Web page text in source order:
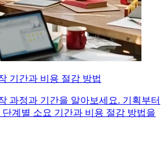
기간과 비용 절감 방법
과정과 기간을 알아보세요. 기획부터
계별 소요 기간과 비용 절감 방법을